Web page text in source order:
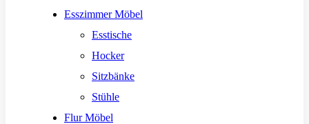
Esszimmer Möbel
Esstische
Hocker
Sitzbänke
Stühle
Flur Möbel